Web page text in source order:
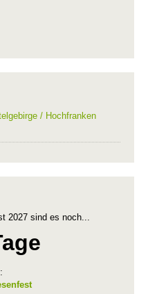
/ Hochfranken
2027 sind es noch...